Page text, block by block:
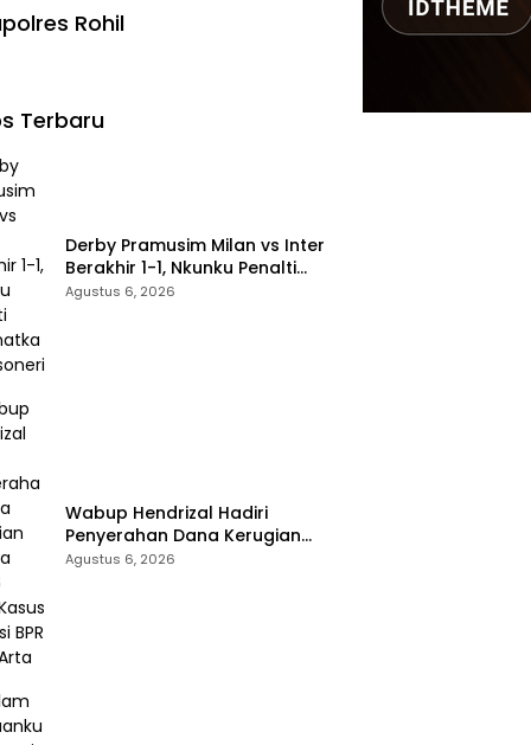
Rohil
Terbaru
Derby Pramusim Milan vs Inter
Berakhir 1-1, Nkunku Penalti
Selamatkan Rossoneri
Agustus 6, 2026
Wabup Hendrizal Hadiri
Penyerahan Dana Kerugian
Negara Rp1,86 Miliar Kasus
Agustus 6, 2026